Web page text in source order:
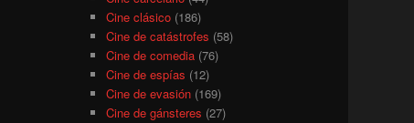
Cine clásico(186)
Cine de catástrofes (58)
Cine de comedia(76)
Cine de espías (12)
Cine de evasión(169)
Cine de gánsteres (27)